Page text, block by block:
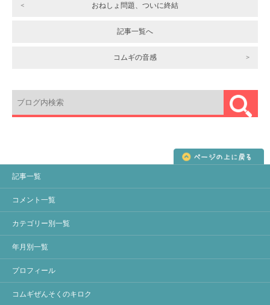
おねしょ問題、ついに終結
記事一覧へ
コムギの音感
記事一覧
コメント一覧
カテゴリー別一覧
年月別一覧
プロフィール
コムギぜんそくのキロク